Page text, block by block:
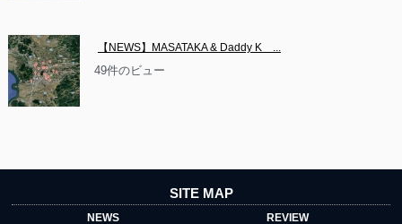
【NEWS】MASATAKA & Daddy K　...
49件のビュー
SITE MAP
NEWS
REVIEW